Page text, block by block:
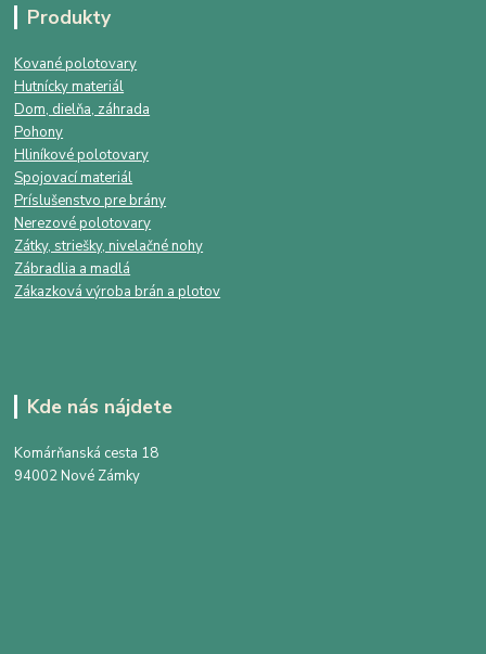
Produkty
Kované polotovary
Hutnícky materiál
Dom, dielňa, záhrada
Pohony
Hliníkové polotovary
Spojovací materiál
Príslušenstvo pre brány
Nerezové polotovary
Zátky, striešky, nivelačné nohy
Zábradlia a madlá
Zákazková výroba brán a plotov
Kde nás nájdete
Komárňanská cesta 18
94002 Nové Zámky